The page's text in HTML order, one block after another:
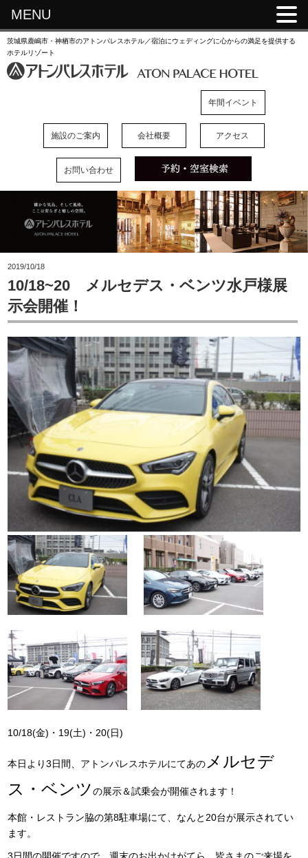
茨城県鹿嶋市・神栖市のアトンパレスホテル／宿泊にウェディングに心からの満足を提供する
ホテルリゾート
年間イベント
施設のご案内 会社概要 アクセス
お問い合わせ
2019/10/18
10/18~20 メルセデス・ベンツ水戸様展
示会開催！
10/18(金)・19(土)・20(日)
本日より3日間、アトンパレスホテルにてあの メルセデ
ス・ベンツの展示＆試乗会が開催されます！
本館・レストラン脇の第8駐車場にて、なんと20台が展示されてい
ます。
MENU